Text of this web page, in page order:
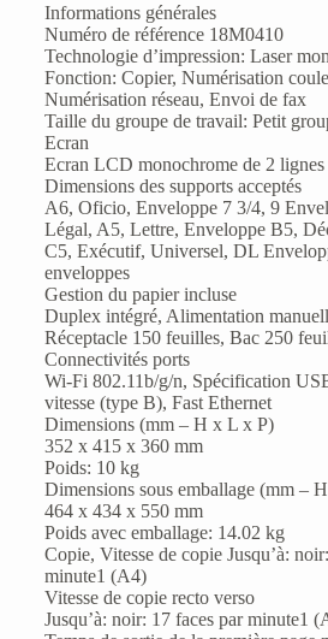
Informations générales
Numéro de référence 18M0410
Technologie d’impression: Laser
Fonction: Copier, Numérisation
Numérisation réseau, Envoi de fax
Taille du groupe de travail: Petit
Ecran
Ecran LCD monochrome de 2 lignes
Dimensions des supports acceptés
A6, Oficio, Enveloppe 7 3/4, 9
Légal, A5, Lettre, Enveloppe B5,
C5, Exécutif, Universel, DL
enveloppes
Gestion du papier incluse
Duplex intégré, Alimentation
Réceptacle 150 feuilles, Bac 250
Connectivités ports
Wi-Fi 802.11b/g/n, Spécification
vitesse (type B), Fast Ethernet
Dimensions (mm – H x L x P)
352 x 415 x 360 mm
Poids: 10 kg
Dimensions sous emballage (mm –
464 x 434 x 550 mm
Poids avec emballage: 14.02 kg
Copie, Vitesse de copie Jusqu’à:
minute1 (A4)
Vitesse de copie recto verso
Jusqu’à: noir: 17 faces par minute1